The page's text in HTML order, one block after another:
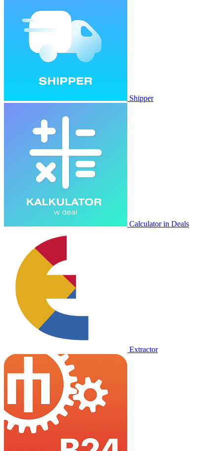
Shipper
Calculator in Deals
Extractor